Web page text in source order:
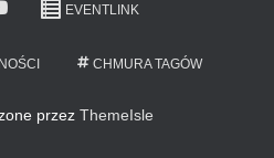
EVENTLINK
CHMURA TAGÓW
przez ThemeIsle